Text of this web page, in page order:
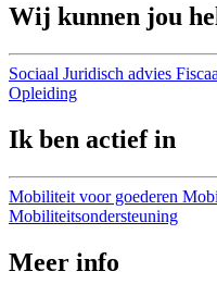
Wij kunnen jou
Sociaal Juridisch advies
Opleiding
Ik ben actief in
Mobiliteit voor goederen
Mobiliteitsondersteuning
Meer info